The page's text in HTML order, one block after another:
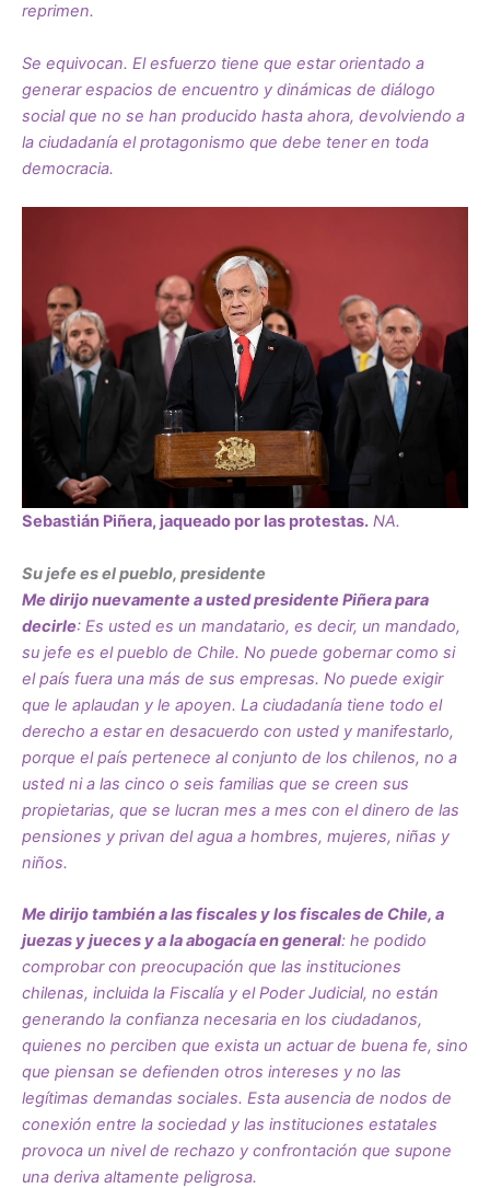
reprimen.
Se equivocan. El esfuerzo tiene que estar orientado a
generar espacios de encuentro y dinámicas de diálogo
social que no se han producido hasta ahora, devolviendo a
la ciudadanía el protagonismo que debe tener en toda
democracia.
Sebastián Piñera, jaqueado por las protestas. NA.
Su jefe es el pueblo, presidente
Me dirijo nuevamente a usted presidente Piñera para
decirle: Es usted es un mandatario, es decir, un mandado,
su jefe es el pueblo de Chile. No puede gobernar como si
el país fuera una más de sus empresas. No puede exigir
que le aplaudan y le apoyen. La ciudadanía tiene todo el
derecho a estar en desacuerdo con usted y manifestarlo,
porque el país pertenece al conjunto de los chilenos, no a
usted ni a las cinco o seis familias que se creen sus
propietarias, que se lucran mes a mes con el dinero de las
pensiones y privan del agua a hombres, mujeres, niñas y
niños.
Me dirijo también a las fiscales y los fiscales de Chile, a
juezas y jueces y a la abogacía en general: he podido
comprobar con preocupación que las instituciones
chilenas, incluida la Fiscalía y el Poder Judicial, no están
generando la confianza necesaria en los ciudadanos,
quienes no perciben que exista un actuar de buena fe, sino
que piensan se defienden otros intereses y no las
legítimas demandas sociales. Esta ausencia de nodos de
conexión entre la sociedad y las instituciones estatales
provoca un nivel de rechazo y confrontación que supone
una deriva altamente peligrosa.